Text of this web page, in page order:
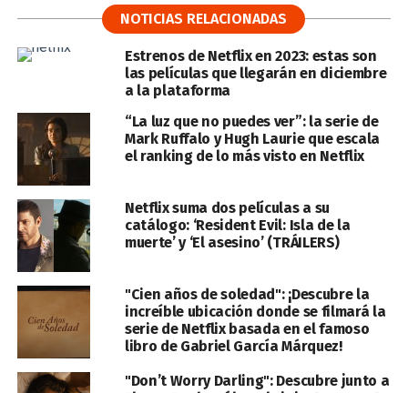
NOTICIAS RELACIONADAS
Estrenos de Netflix en 2023: estas son
las películas que llegarán en diciembre
a la plataforma
“La luz que no puedes ver”: la serie de
Mark Ruffalo y Hugh Laurie que escala
el ranking de lo más visto en Netflix
Netflix suma dos películas a su
catálogo: ‘Resident Evil: Isla de la
muerte’ y ‘El asesino’ (TRÁILERS)
"Cien años de soledad": ¡Descubre la
increíble ubicación donde se filmará la
serie de Netflix basada en el famoso
libro de Gabriel García Márquez!
"Don’t Worry Darling": Descubre junto a